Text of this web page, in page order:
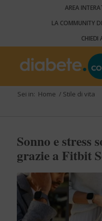
AREA
LA COMMUNITY
CHIEDI
Sei in: Home / Stile di vita
Sonno e stress
grazie a Fitbit